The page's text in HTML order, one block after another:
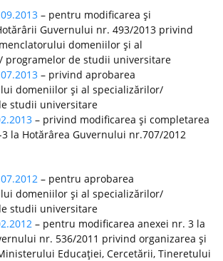
– pentru modificarea şi
Guvernului nr. 493/2013 privind
domeniilor şi al
programelor de studii universitare
– privind aprobarea
domeniilor şi al specializărilor/
studii universitare
– privind modificarea şi completarea
la Hotărârea Guvernului nr.707/2012
– pentru aprobarea
domeniilor şi al specializărilor/
studii universitare
– pentru modificarea anexei nr. 3 la
nr. 536/2011 privind organizarea şi
Educaţiei, Cercetării, Tineretului